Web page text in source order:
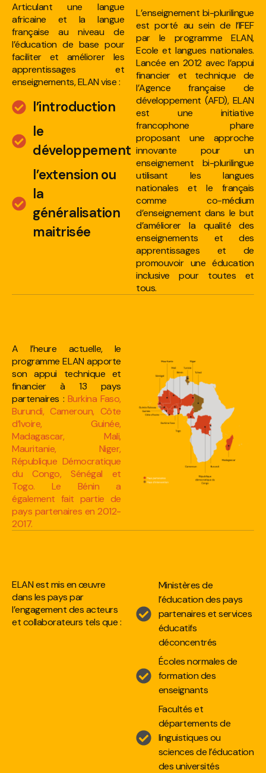
Articulant une langue
africaine et la langue
française au niveau de
l’éducation de base pour
faciliter et améliorer les
apprentissages et
enseignements, ELAN vise :
l’introduction
le
développement
l’extension ou
la
généralisation
maitrisée
L’enseignement bi-plurilingue
est porté au sein de l’IFEF
par le programme ELAN,
Ecole et langues nationales.
Lancée en 2012 avec l’appui
financier et technique de
l’Agence française de
développement (AFD), ELAN
est une initiative
francophone phare
proposant une approche
innovante pour un
enseignement bi-plurilingue
utilisant les langues
nationales et le français
comme co-médium
d’enseignement dans le but
d’améliorer la qualité des
enseignements et des
apprentissages et de
promouvoir une éducation
inclusive pour toutes et
tous.
A l’heure actuelle, le
programme ELAN apporte
son appui technique et
financier à 13 pays
partenaires : Burkina Faso,
Burundi, Cameroun, Côte
d’Ivoire, Guinée,
Madagascar, Mali,
Mauritanie, Niger,
République Démocratique
du Congo, Sénégal et
Togo. Le Bénin a
également fait partie de
pays partenaires en 2012-
2017.
ELAN est mis en œuvre
dans les pays par
l’engagement des acteurs
et collaborateurs tels que :
Ministères de
l’éducation des pays
partenaires et services
éducatifs
déconcentrés
Écoles normales de
formation des
enseignants
Facultés et
départements de
linguistiques ou
sciences de l’éducation
des universités